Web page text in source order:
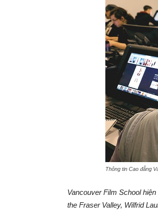
Thông tin Cao đẳng
Vancouver Film School
the Fraser Valley, Wilfrid